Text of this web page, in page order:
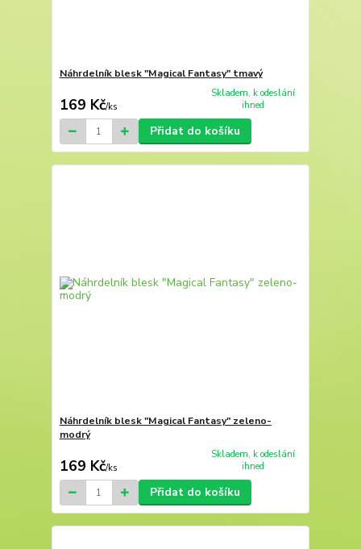
Náhrdelník blesk "Magical Fantasy" tmavý
169 Kč/ks
Skladem, k odeslání
ihned
Přidat do košíku
Náhrdelník blesk "Magical Fantasy" zeleno-
modrý
169 Kč/ks
Skladem, k odeslání
ihned
Přidat do košíku